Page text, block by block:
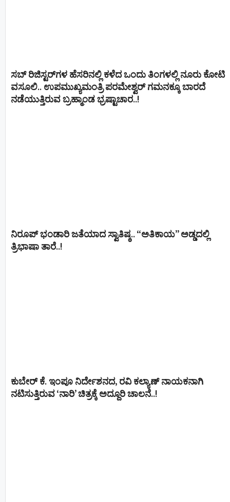
ಸಬ್ ರಿಜಿಸ್ಟರ್​ಗಳ ಹೆಸರಿನಲ್ಲಿ ಕಳೆದ ಒಂದು ತಿಂಗಳಲ್ಲಿ ನೂರು ಕೋಟಿ
ವಸೂಲಿ.. ಉಪಮುಖ್ಯಮಂತ್ರಿ ಪರಮೇಶ್ವರ್​ ಗಮನಕ್ಕೂ ಬಾರದೆ
ನಡೆಯುತ್ತಿರುವ ಬ್ರಹ್ಮಾಂಡ ಭ್ರಷ್ಟಾಚಾರ..!
ನಿರೂಪ್ ಭಂಡಾರಿ ಜತೆಯಾದ ಸ್ವಾತಿಷ್ಠ.. “ಅತಿಕಾಯ” ಅಡ್ಡದಲ್ಲಿ
ತ್ರಿಭಾಷಾ ತಾರೆ..!
ಕುಬೇರ್ ಕೆ. ಇಂಪೂ ನಿರ್ದೇಶನದ, ರವಿ ಕಲ್ಯಾಣ್‍ ನಾಯಕನಾಗಿ
ನಟಿಸುತ್ತಿರುವ ‘ನಾರಿ’ ಚಿತ್ರಕ್ಕೆ ಅದ್ದೂರಿ ಚಾಲನೆ..!